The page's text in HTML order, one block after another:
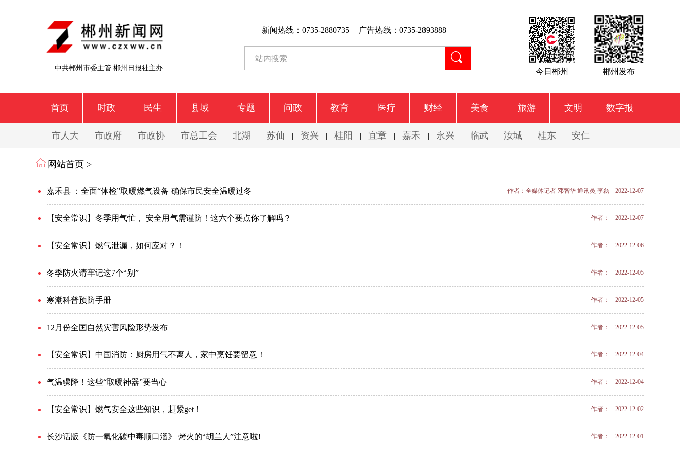
中共郴州市委主管 郴州日报社主办
新闻热线：0735-2880735 广告热线：0735-2893888
今日郴州 郴州发布
首页 时政 民生 县域 专题 问政 教育 医疗 财经 美食 旅游 文明 数字报
市人大 | 市政府 | 市政协 | 市总工会 | 北湖 | 苏仙 | 资兴 | 桂阳 | 宜章 | 嘉禾 | 永兴 | 临武 | 汝城 | 桂东 | 安仁
网站首页 >
嘉禾县 ：全面“体检”取暖燃气设备 确保市民安全温暖过冬 作者：全媒体记者 邓智华 通讯员 李磊 2022-12-07
【安全常识】冬季用气忙， 安全用气需谨防！这六个要点你了解吗？ 作者： 2022-12-07
【安全常识】燃气泄漏，如何应对？！ 作者： 2022-12-06
冬季防火请牢记这7个“别” 作者： 2022-12-05
寒潮科普预防手册 作者： 2022-12-05
12月份全国自然灾害风险形势发布 作者： 2022-12-05
【安全常识】中国消防：厨房用气不离人，家中烹饪要留意！ 作者： 2022-12-04
气温骤降！这些“取暖神器”要当心 作者： 2022-12-04
【安全常识】燃气安全这些知识，赶紧get！ 作者： 2022-12-02
长沙话版《防一氧化碳中毒顺口溜》 烤火的“胡兰人”注意啦! 作者： 2022-12-01